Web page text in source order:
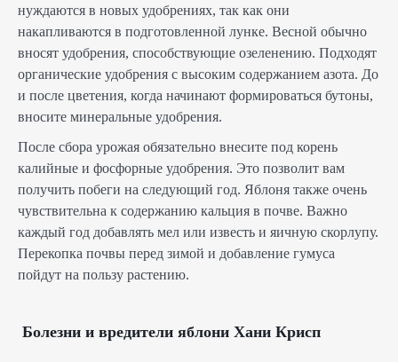
нуждаются в новых удобрениях, так как они
накапливаются в подготовленной лунке. Весной обычно
вносят удобрения, способствующие озеленению. Подходят
органические удобрения с высоким содержанием азота. До
и после цветения, когда начинают формироваться бутоны,
вносите минеральные удобрения.
После сбора урожая обязательно внесите под корень
калийные и фосфорные удобрения. Это позволит вам
получить побеги на следующий год. Яблоня также очень
чувствительна к содержанию кальция в почве. Важно
каждый год добавлять мел или известь и яичную скорлупу.
Перекопка почвы перед зимой и добавление гумуса
пойдут на пользу растению.
Болезни и вредители яблони Хани Крисп